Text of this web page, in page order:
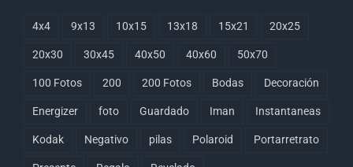
4x4 9x13 10x15 13x18 15x21 20x25
20x30 30x45 40x50 40x60 50x70
100 Fotos 200 200 Fotos Bodas Decoración
Energizer foto Guardado Iman Instantaneas
Kodak Negativo pilas Polaroid Portarretrato